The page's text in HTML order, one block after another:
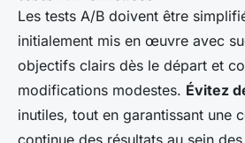
Les tests A/B doivent être
initialement mis en œuvre avec
objectifs clairs dès le départ et
modifications modestes. Évitez
inutiles, tout en garantissant une